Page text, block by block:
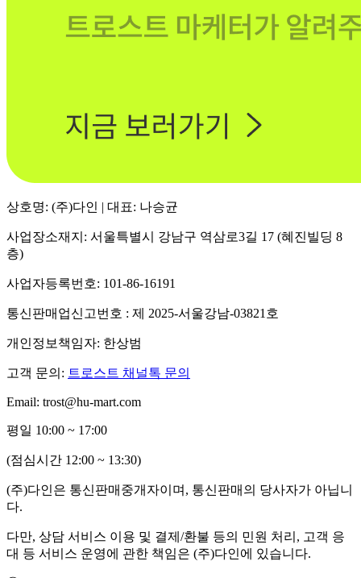
상호명: (주)다인 | 대표: 나승균
사업장소재지: 서울특별시 강남구 역삼로3길 17 (혜진빌딩 8
층)
사업자등록번호: 101-86-16191
통신판매업신고번호 : 제 2025-서울강남-03821호
개인정보책임자: 한상범
고객 문의: 트로스트 채널톡 문의
Email: trost@hu-mart.com
평일 10:00 ~ 17:00
(점심시간 12:00 ~ 13:30)
(주)다인은 통신판매중개자이며, 통신판매의 당사자가 아닙니
다.
다만, 상담 서비스 이용 및 결제/환불 등의 민원 처리, 고객 응
대 등 서비스 운영에 관한 책임은 (주)다인에 있습니다.